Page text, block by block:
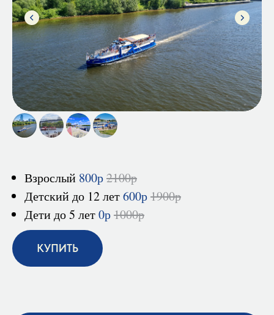
Взрослый 800р2100р
Детский до 12 лет600р1900р
Дети до 5 лет0р1000р
КУПИТЬ